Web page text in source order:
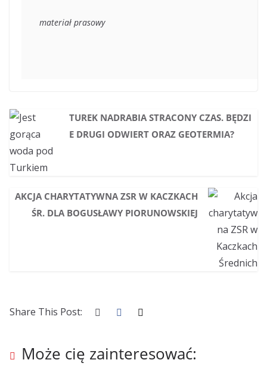
materiał prasowy
TUREK NADRABIA STRACONY CZAS. BĘDZI
E DRUGI ODWIERT ORAZ GEOTERMIA?
AKCJA CHARYTATYWNA ZSR W KACZKACH
ŚR. DLA BOGUSŁAWY PIORUNOWSKIEJ
Share This Post:
Może cię zainteresować: